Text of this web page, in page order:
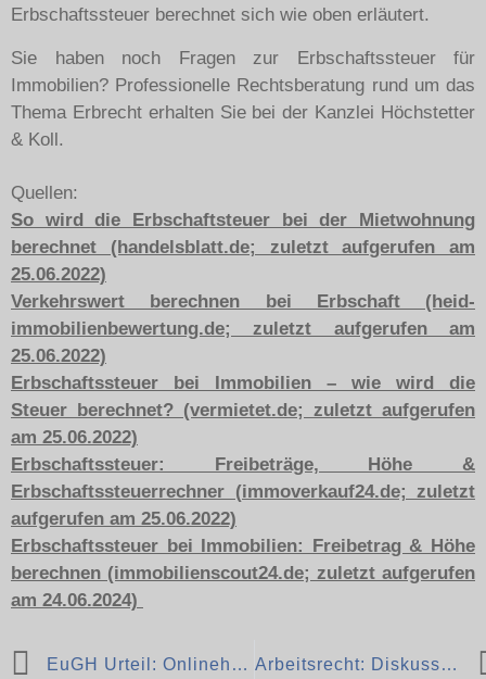
Erbschaftssteuer berechnet sich wie oben erläutert.
Sie haben noch Fragen zur Erbschaftssteuer für
Immobilien? Professionelle Rechtsberatung rund um das
Thema Erbrecht erhalten Sie bei der Kanzlei Höchstetter
& Koll.
Quellen:
So wird die Erbschaftsteuer bei der Mietwohnung
berechnet (handelsblatt.de; zuletzt aufgerufen am
25.06.2022)
Verkehrswert berechnen bei Erbschaft (heid-
immobilienbewertung.de; zuletzt aufgerufen am
25.06.2022)
Erbschaftssteuer bei Immobilien – wie wird die
Steuer berechnet? (vermietet.de; zuletzt aufgerufen
am 25.06.2022)
Erbschaftssteuer: Freibeträge, Höhe &
Erbschaftssteuerrechner (immoverkauf24.de; zuletzt
aufgerufen am 25.06.2022)
Erbschaftssteuer bei Immobilien: Freibetrag & Höhe
berechnen (immobilienscout24.de; zuletzt aufgerufen
am 24.06.2024)
EuGH Urteil: Onlinehändler müssen über Garantie informieren Arbeitsrecht: Diskussion zu Text- oder Papierform von Arbeitsverträgen